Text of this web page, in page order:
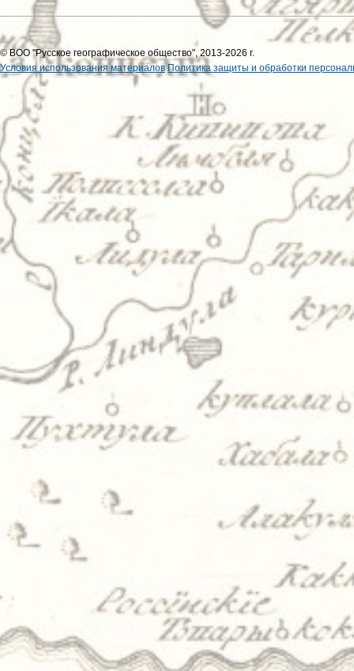
© ВОО "Русское географическое общество", 2013-2026 г.
Условия использования материалов Политика защиты и обработки